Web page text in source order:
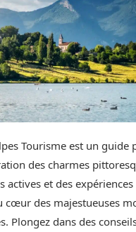
Tourisme est un guide
des charmes
actives et des
cœur des majestueuses
Plongez dans des